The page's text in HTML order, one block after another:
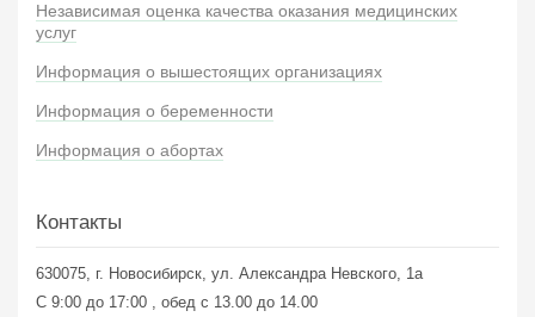
Независимая оценка качества оказания медицинских
услуг
Информация о вышестоящих организациях
Информация о беременности
Информация о абортах
Контакты
630075, г. Новосибирск, ул. Александра Невского, 1а
С 9:00 до 17:00 , обед с 13.00 до 14.00